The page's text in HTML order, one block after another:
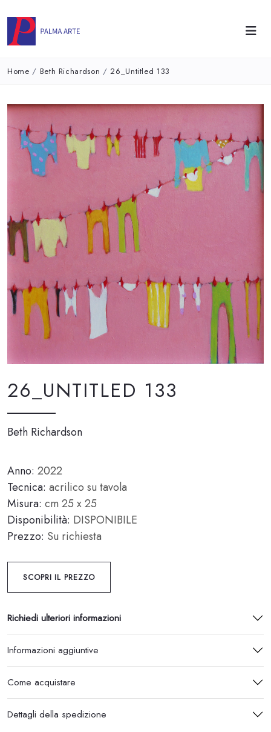
Home / Beth Richardson /26_Untitled 133
26_UNTITLED 133
Beth Richardson
Anno: 2022
Tecnica: acrilico su tavola
Misura: cm 25 x 25
Disponibilità: DISPONIBILE
Prezzo: Su richiesta
SCOPRI IL PREZZO
Richiedi ulteriori informazioni
Informazioni aggiuntive
Come acquistare
Dettagli della spedizione